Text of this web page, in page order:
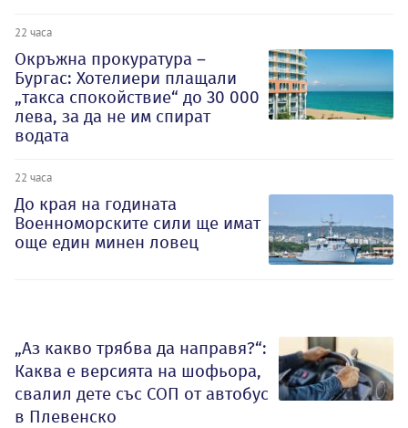
22 часа
Окръжна прокуратура –
Бургас: Хотелиери плащали
„такса спокойствие“ до 30 000
лева, за да не им спират
водата
22 часа
До края на годината
Военноморските сили ще имат
още един минен ловец
„Аз какво трябва да направя?“:
Каква е версията на шофьора,
свалил дете със СОП от автобус
в Плевенско